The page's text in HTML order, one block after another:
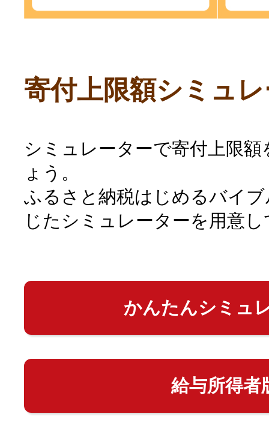
寄付上限額シミュ
シミュレーターで寄付上限
ょう。
ふるさと納税はじめるバイ
じたシミュレーターを用意
かんたんシミュ
給与所得者